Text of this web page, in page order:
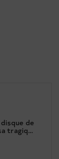
de
tragique